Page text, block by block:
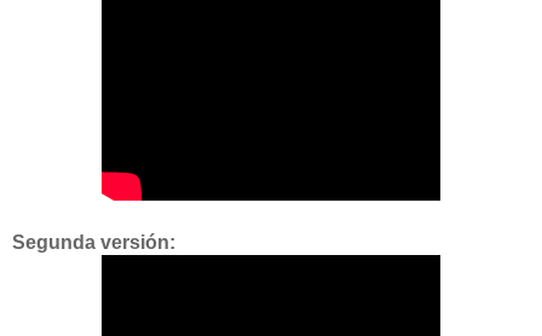
Segunda versión: